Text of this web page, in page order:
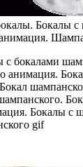
Бокалы
Бокалы с
gif